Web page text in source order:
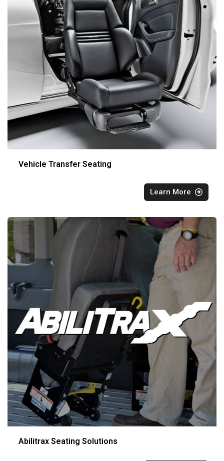
Vehicle Transfer Seating
Learn More
Abilitrax Seating Solutions